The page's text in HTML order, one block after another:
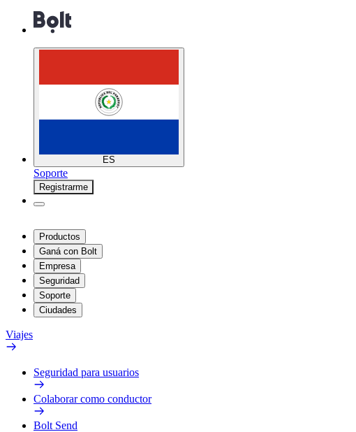
ES
Soporte
Registrarme
Productos
Ganá con Bolt
Empresa
Seguridad
Soporte
Ciudades
Viajes
Seguridad para usuarios
Colaborar como conductor
Bolt Send